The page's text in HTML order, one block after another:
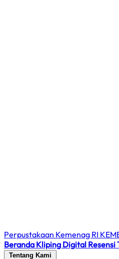
Perpustakaan Kemenag RI
Beranda Kliping Digital Resensi
Tentang Kami